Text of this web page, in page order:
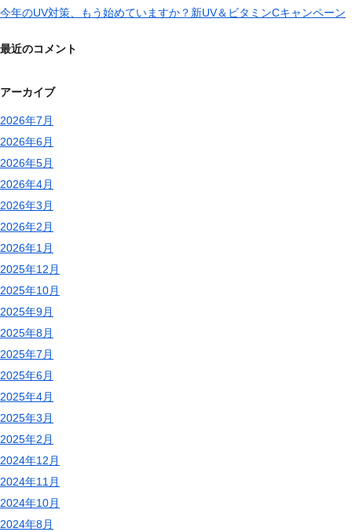
今年のUV対策、もう始めていますか？新UV＆ビタミンCキャンペーン
最近のコメント
アーカイブ
2026年7月
2026年6月
2026年5月
2026年4月
2026年3月
2026年2月
2026年1月
2025年12月
2025年10月
2025年9月
2025年8月
2025年7月
2025年6月
2025年4月
2025年3月
2025年2月
2024年12月
2024年11月
2024年10月
2024年8月